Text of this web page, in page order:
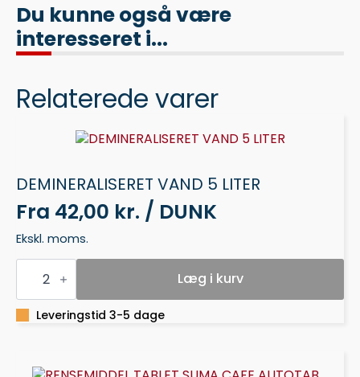
Du kunne også være
interesseret i...
Relaterede varer
DEMINERALISERET VAND 5 LITER
Fra 42,00 kr. / DUNK
Ekskl. moms.
DEMINERALISERET
VAND
LITER
antal
Læg i kurv
Leveringstid 3-5 dage